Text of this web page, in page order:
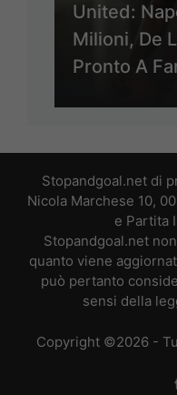
United:
Milioni, De
Pronto A
Stopandgoal.net di
Nicola Marchese 10,
e Partita
Stopandgoal.net
quanto viene
può pertanto
sensi della
Copyright ©2026 -